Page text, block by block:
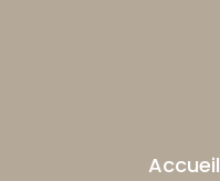
Accueil